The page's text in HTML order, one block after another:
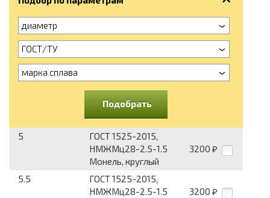
диаметр
ГОСТ/ТУ
марка сплава
Подобрать
5
ГОСТ 1525-2015,
НМЖМц28-2.5-1.5
Монель, круглый
3200 ₽
5.5
ГОСТ 1525-2015,
НМЖМц28-2.5-1.5
3200 ₽